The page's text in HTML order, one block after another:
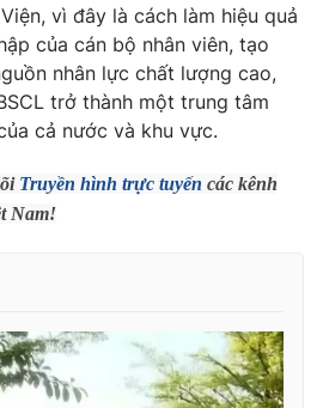
VTV Thể thao
Bất động sản
Tấm lòng Việt
VTV8
English
vì đây là cách làm hiệu quả
của cán bộ nhân viên, tạo
nhân lực chất lượng cao,
trở thành một trung tâm
cả nước và khu vực.
Truyền hình trực tuyến các kênh
Nam!